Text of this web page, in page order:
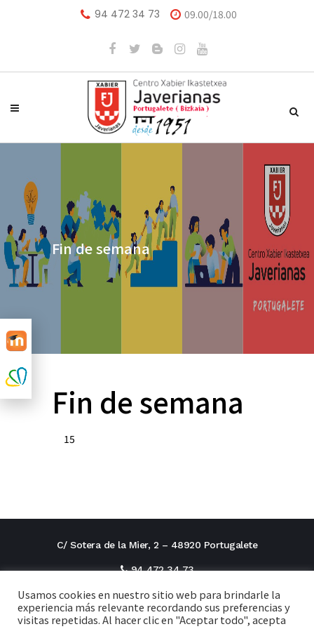
94 472 34 73 09.00/18.00
Fin de semana
Fin de semana
15
C/ Sotera de la Mier, 2 – 48920 Portugalete
94 472 34 73
direcciontitular@cxi.fjaverianas.com
secretaria@cxi.fjaverianas.com
Usamos cookies en nuestro sitio web para brindarle la
experiencia más relevante recordando sus preferencias y
visitas repetidas. Al hacer clic en "Aceptar todo", acepta